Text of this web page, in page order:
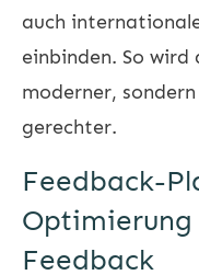
auch
einbinden. So wird
moderner,
gerechter.
Feedback-
Optimierung
Feedback